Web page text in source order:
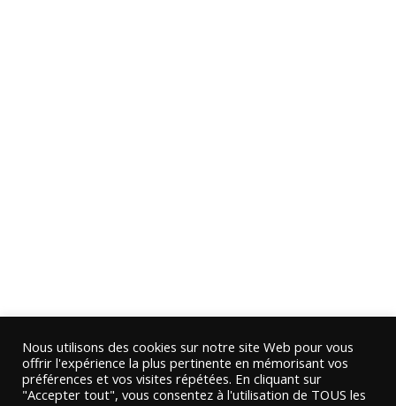
Nous utilisons des cookies sur notre site Web pour vous
offrir l'expérience la plus pertinente en mémorisant vos
préférences et vos visites répétées. En cliquant sur
"Accepter tout", vous consentez à l'utilisation de TOUS les